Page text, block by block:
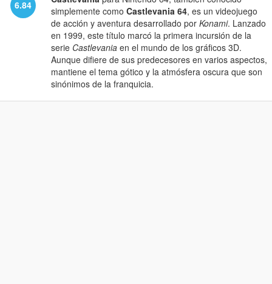
6.84
simplemente como Castlevania 64, es un videojuego
de acción y aventura desarrollado por Konami. Lanzado
en 1999, este título marcó la primera incursión de la
serie Castlevania en el mundo de los gráficos 3D.
Aunque difiere de sus predecesores en varios aspectos,
mantiene el tema gótico y la atmósfera oscura que son
sinónimos de la franquicia.